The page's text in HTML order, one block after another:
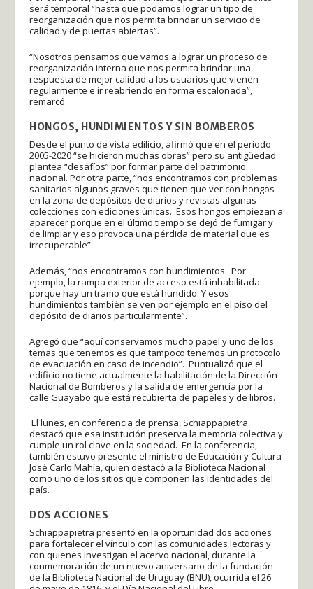
será temporal “hasta que podamos lograr un tipo de
reorganización que nos permita brindar un servicio de
calidad y de puertas abiertas”.
“Nosotros pensamos que vamos a lograr un proceso de
reorganización interna que nos permita brindar una
respuesta de mejor calidad a los usuarios que vienen
regularmente e ir reabriendo en forma escalonada”,
remarcó.
HONGOS, HUNDIMIENTOS Y SIN BOMBEROS
Desde el punto de vista edilicio, afirmó que en el periodo
2005-2020 “se hicieron muchas obras” pero su antigüedad
plantea “desafíos” por formar parte del patrimonio
nacional. Por otra parte, “nos encontramos con problemas
sanitarios algunos graves que tienen que ver con hongos
en la zona de depósitos de diarios y revistas algunas
colecciones con ediciones únicas. Esos hongos empiezan a
aparecer porque en el último tiempo se dejó de fumigar y
de limpiar y eso provoca una pérdida de material que es
irrecuperable”
Además, “nos encontramos con hundimientos. Por
ejemplo, la rampa exterior de acceso está inhabilitada
porque hay un tramo que está hundido. Y esos
hundimientos también se ven por ejemplo en el piso del
depósito de diarios particularmente”.
Agregó que “aquí conservamos mucho papel y uno de los
temas que tenemos es que tampoco tenemos un protocolo
de evacuación en caso de incendio”. Puntualizó que el
edificio no tiene actualmente la habilitación de la Dirección
Nacional de Bomberos y la salida de emergencia por la
calle Guayabo que está recubierta de papeles y de libros.
El lunes, en conferencia de prensa, Schiappapietra
destacó que esa institución preserva la memoria colectiva y
cumple un rol clave en la sociedad. En la conferencia,
también estuvo presente el ministro de Educación y Cultura
José Carlo Mahía, quien destacó a la Biblioteca Nacional
como uno de los sitios que componen las identidades del
país.
DOS ACCIONES
Schiappapietra presentó en la oportunidad dos acciones
para fortalecer el vínculo con las comunidades lectoras y
con quienes investigan el acervo nacional, durante la
conmemoración de un nuevo aniversario de la fundación
de la Biblioteca Nacional de Uruguay (BNU), ocurrida el 26